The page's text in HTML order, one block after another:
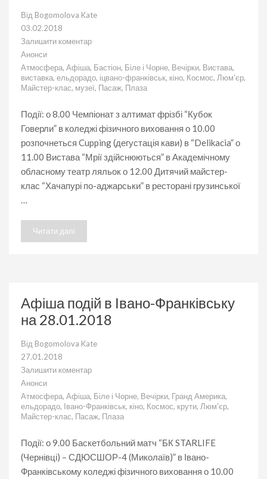
Від Bogomolova Kate
03.02.2018
Залишити коментар
до
подій
в
Івано-
на
04.02.2018
Анонси
Атмосфера, Афіша, Бастіон, Біле і Чорне, Вечірки, Вистава,
виставка, ельдорадо, іцвано-франківськ, кіно, Космос, Люм'єр,
Майстер-клас, музеї, Пасаж, Плаза
Події: о 8.00 Чемпіонат з алтимат фрізбі “Кубок
Говерли” в коледжі фізичного виховання о 10.00
розпочнеться Cupping (дегустація кави) в “Delikacia” о
11.00 Вистава “Мрії здійснюються” в Академічному
обласному театр ляльок о 12.00 Дитячий майстер-
клас “Хачапурі по-аджарськи” в ресторані грузинської
Читати далі
Афіша подій в Івано-Франківську
на 28.01.2018
Від Bogomolova Kate
27.01.2018
Залишити коментар
до
подій
в
Івано-
на
28.01.2018
Анонси
Атмосфера, Афіша, Біле і Чорне, Вечірки, Гранд Америка,
ельдорадо, Івано-Франківськ, кіно, Космос, крути, Люм'єр,
Майстер-клас, Пасаж, Плаза
Події: о 9.00 Баскетбольний матч “БК STARLIFE
(Чернівці) – СДЮСШОР-4 (Миколаїв)” в Івано-
Франківському коледжі фізичного виховання о 10.00